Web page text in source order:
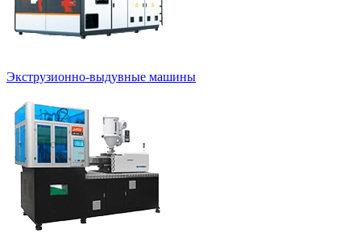
Экструзионно-выдувные машины